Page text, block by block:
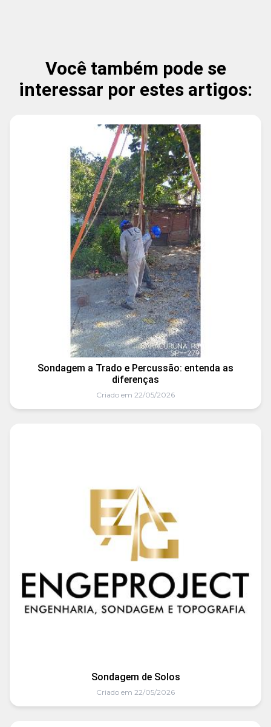
Você também pode se
interessar por estes artigos:
Sondagem a Trado e Percussão: entenda as
diferenças
Criado em 22/05/2026
Sondagem de Solos
Criado em 22/05/2026